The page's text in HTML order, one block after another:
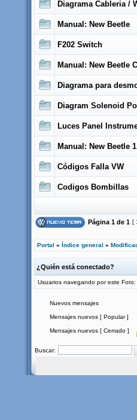
Diagrama Cableria /
Manual: New Beetle
F202 Switch
Manual: New Beetle
Diagrama para
Diagram Solenoid
Luces Panel
Manual: New Beetle
Códigos Falla VW
Codigos Bombillas
Página 1 de 1 [
Portal » Índice general »
¿Quién está conectado?
Usuarios navegando por este
Nuevos mensajes
Mensajes nuevos [ Popular ]
Mensajes nuevos [ Cerrado ]
Buscar: